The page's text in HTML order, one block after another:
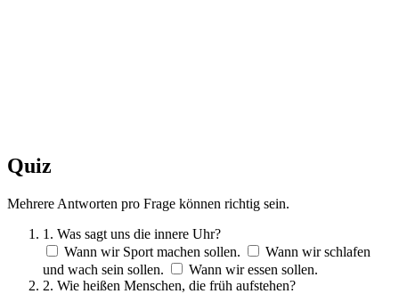
Quiz
Mehrere Antworten pro Frage können richtig sein.
1. Was sagt uns die innere Uhr?
Wann wir Sport machen sollen.
Wann wir schlafen
und wach sein sollen.
Wann wir essen sollen.
2. Wie heißen Menschen, die früh aufstehen?